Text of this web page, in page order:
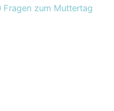
Fragen zum Muttertag